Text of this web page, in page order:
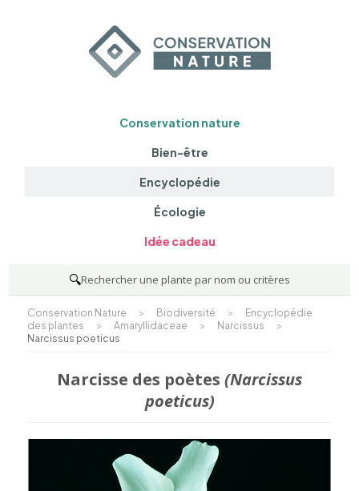
Conservation nature
Bien-être
Encyclopédie
Écologie
Idée cadeau
🔍Rechercher une plante par nom ou critères
Conservation Nature > Biodiversité >
Encyclopédie
des plantes
> Amaryllidaceae > Narcissus
>
Narcissus poeticus
Narcisse des poètes (Narcissus
poeticus)